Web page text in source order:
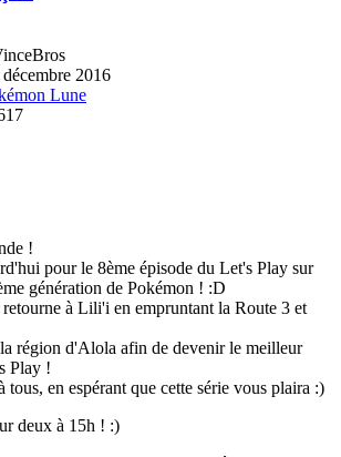
2016
Lune
!
pour le 8ème épisode du Let's Play sur
génération de Pokémon ! :D
à Lili'i en empruntant la Route 3 et
région d'Alola afin de devenir le meilleur
Play !
tous, en espérant que cette série vous plaira :)
deux à 15h ! :)